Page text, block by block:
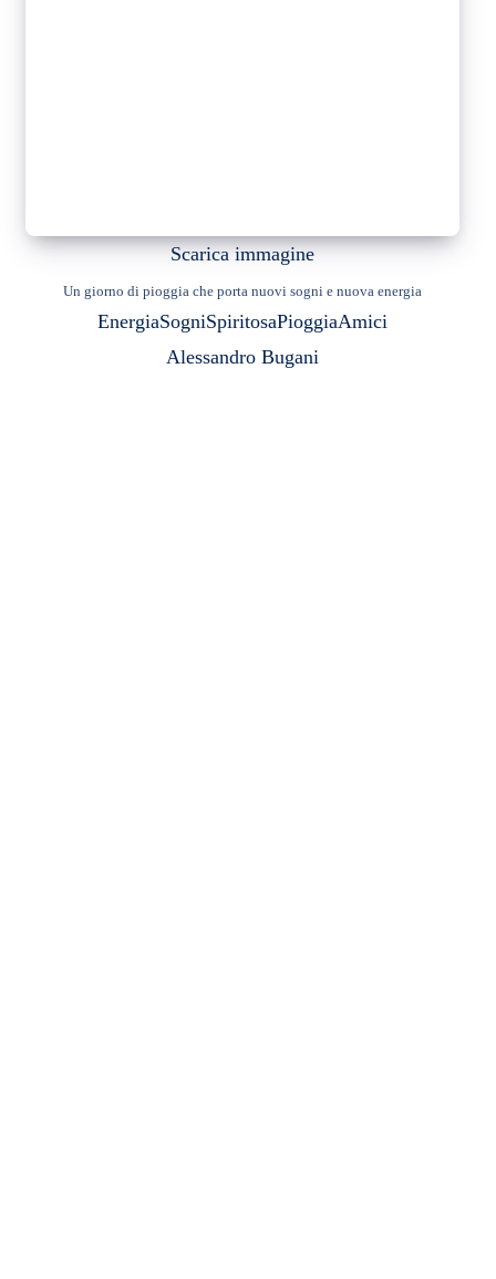
Scarica immagine
Un giorno di pioggia che porta nuovi sogni e nuova energia
EnergiaSogniSpiritosaPioggiaAmici
Alessandro Bugani